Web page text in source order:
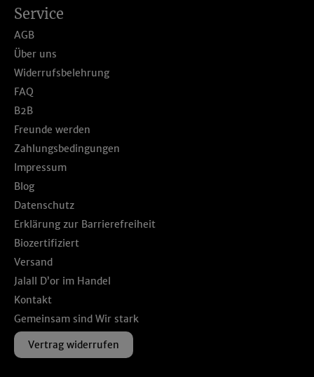
Service
AGB
Über uns
Widerrufsbelehrung
FAQ
B2B
Freunde werden
Zahlungsbedingungen
Impressum
Blog
Datenschutz
Erklärung zur Barrierefreiheit
Biozertifiziert
Versand
Jalall D’or im Handel
Kontakt
Gemeinsam sind Wir stark
Vertrag widerrufen